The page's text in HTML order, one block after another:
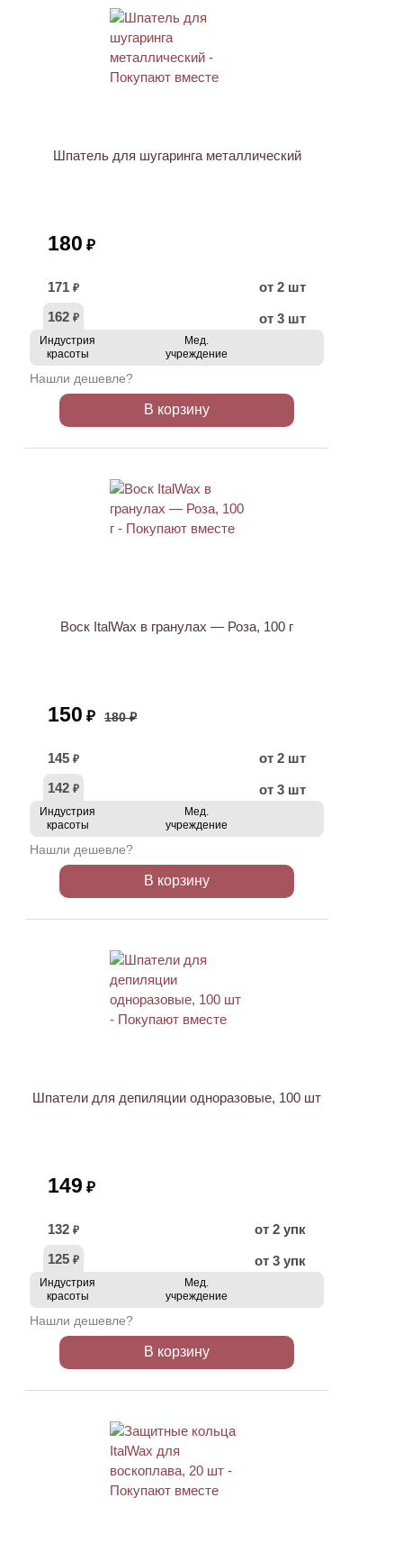
Шпатель для шугаринга металлический
180 ₽
171 ₽
от 2 шт
162 ₽ от 3 шт
Индустрия
красоты
Мед.
учреждение
Нашли дешевле?
В корзину
Воск ItalWax в гранулах — Роза, 100 г
150 ₽ 180 ₽
145 ₽
от 2 шт
142 ₽ от 3 шт
Индустрия
красоты
Мед.
учреждение
Нашли дешевле?
В корзину
Шпатели для депиляции одноразовые, 100 шт
149 ₽
132 ₽
от 2 упк
125 ₽ от 3 упк
Индустрия
красоты
Мед.
учреждение
Нашли дешевле?
В корзину